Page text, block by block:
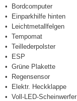
Bordcomputer
Einparkhilfe hinten
Leichtmetallfelgen
Tempomat
Teillederpolster
ESP
Grüne Plakette
Regensensor
Elektr. Heckklappe
Voll-LED-Scheinwerfer